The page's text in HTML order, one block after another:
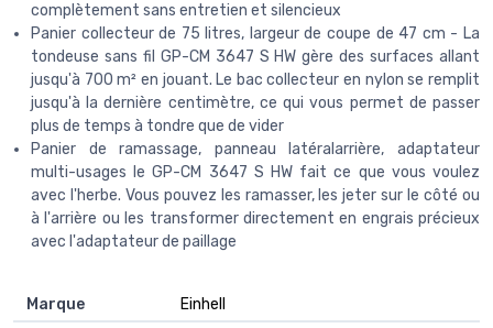
complètement sans entretien et silencieux
Panier collecteur de 75 litres, largeur de coupe de 47 cm - La
tondeuse sans fil GP-CM 3647 S HW gère des surfaces allant
jusqu'à 700 m² en jouant. Le bac collecteur en nylon se remplit
jusqu'à la dernière centimètre, ce qui vous permet de passer
plus de temps à tondre que de vider
Panier de ramassage, panneau latéralarrière, adaptateur
multi-usages le GP-CM 3647 S HW fait ce que vous voulez
avec l'herbe. Vous pouvez les ramasser, les jeter sur le côté ou
à l'arrière ou les transformer directement en engrais précieux
avec l'adaptateur de paillage
Marque
Einhell